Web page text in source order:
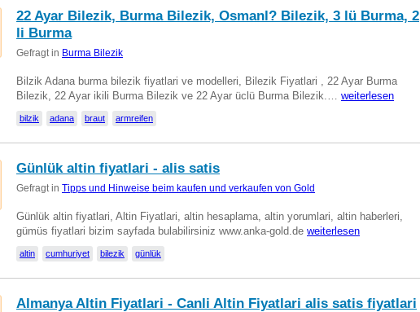
22 Ayar Bilezik, Burma Bilezik, Osmanl? Bilezik, 3 lü Burma, 2
li Burma
Gefragt in Burma Bilezik
Bilzik Adana burma bilezik fiyatlari ve modelleri, Bilezik Fiyatlari , 22 Ayar Burma
Bilezik, 22 Ayar ikili Burma Bilezik ve 22 Ayar üclü Burma Bilezik.… weiterlesen
bilzik adana braut armreifen
Günlük altin fiyatlari - alis satis
Gefragt in Tipps und Hinweise beim kaufen und verkaufen von Gold
Günlük altin fiyatlari, Altin Fiyatlari, altin hesaplama, altin yorumlari, altin haberleri,
gümüs fiyatlari bizim sayfada bulabilirsiniz www.anka-gold.de weiterlesen
altin cumhuriyet bilezik günlük
Almanya Altin Fiyatlari - Canli Altin Fiyatlari alis satis fiyatlari